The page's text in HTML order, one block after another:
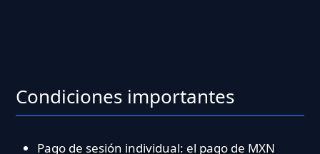
Condiciones importantes
Pago de sesión individual: el pago de MXN